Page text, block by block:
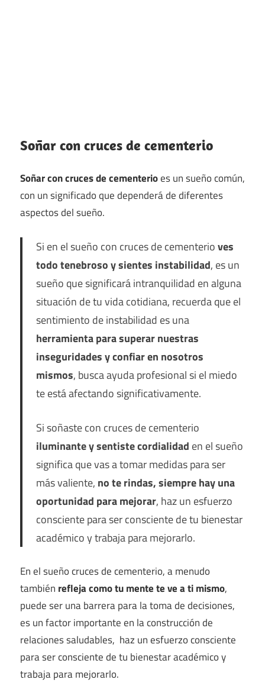
Soñar con cruces de cementerio
Soñar con cruces de cementerioes un sueño común,
con un significado que dependerá de diferentes
aspectos del sueño.
Si en el sueño con cruces de cementerioves
todo tenebroso y sientes instabilidad, es un
sueño que significará intranquilidad en alguna
situación de tu vida cotidiana, recuerda que el
sentimiento de instabilidad es una
herramienta para superar nuestras
inseguridades y confiar en nosotros
mismos, busca ayuda profesional si el miedo
te está afectando significativamente.
Si soñaste con cruces de cementerio
iluminante y sentiste cordialidad en el sueño
significa que vas a tomar medidas para ser
más valiente, no te rindas, siempre hay una
oportunidad para mejorar, haz un esfuerzo
consciente para ser consciente de tu bienestar
académico y trabaja para mejorarlo.
En el sueño cruces de cementerio, a menudo
también refleja como tu mente te ve a ti mismo,
puede ser una barrera para la toma de decisiones,
es un factor importante en la construcción de
relaciones saludables, haz un esfuerzo consciente
para ser consciente de tu bienestar académico y
trabaja para mejorarlo.